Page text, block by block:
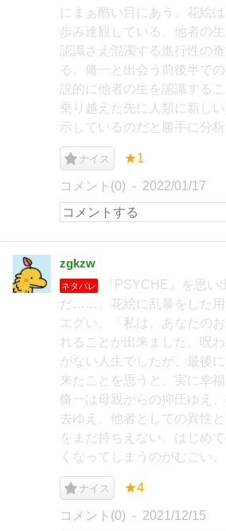
にまぁ酷い目にあう。花絵
歩み達観している。他者の
認識さえ混濁する進行性の
る。脩一と出会う前後半で
説的に他者の生を認識する
乗り越えた先に人類に新し
示しているのだと勝手に分析
ナイス ★1
コメント(0) 2022/01/17
zgkzw
ネタバレ
『PSYCHE』を思い
だ……。花絵に乱暴をした用
エグい。「私は、あなたの
れることが出来ました。呪
がない人生でしたが、最後
来たことを思うと、実に幸
脩一は母親からの抑圧ゆえ
去ゆえ、他者としての異性
をまだ持ちえない。はじめ
くなってしまうのがむごい。
ナイス ★4
コメント(0) 2021/12/15